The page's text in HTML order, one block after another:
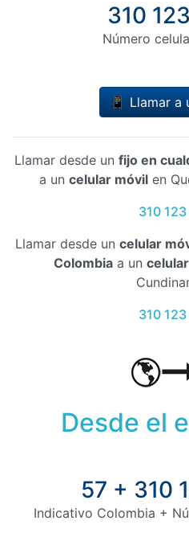
310
Número
📱 Llamar a
Llamar desde un fijo en
a un celular móvil en
310
Llamar desde un celular
Colombiaa un
310
Desde el
57 + 310
Indicativo Colombia +